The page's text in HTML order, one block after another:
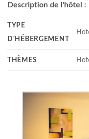
Description de l'hôtel :
TYPE
D'HÉBERGEMENT
THÈMES